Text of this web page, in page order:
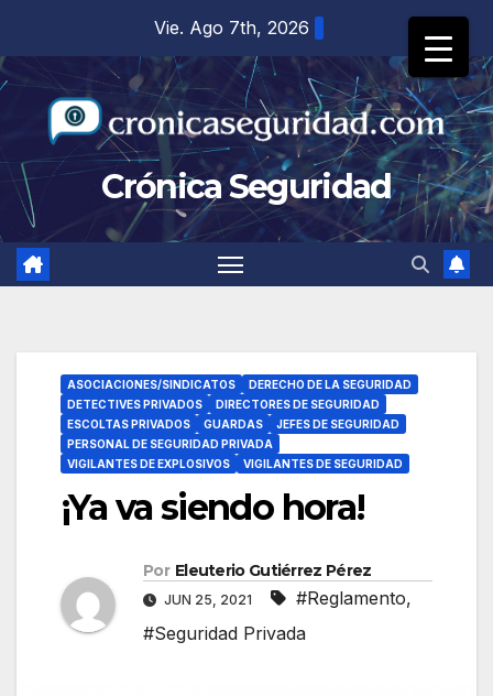
contenido
Vie. Ago 7th, 2026
Crónica Seguridad
ASOCIACIONES/SINDICATOS
DERECHO DE LA SEGURIDAD
DETECTIVES PRIVADOS
DIRECTORES DE SEGURIDAD
ESCOLTAS PRIVADOS
GUARDAS
JEFES DE SEGURIDAD
PERSONAL DE SEGURIDAD PRIVADA
VIGILANTES DE EXPLOSIVOS
VIGILANTES DE SEGURIDAD
¡Ya va siendo hora!
Por Eleuterio Gutiérrez Pérez
JUN 25, 2021 #Reglamento,
#Seguridad Privada